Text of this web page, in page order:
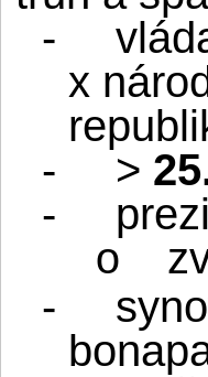
-
x
-
>
-
o
-